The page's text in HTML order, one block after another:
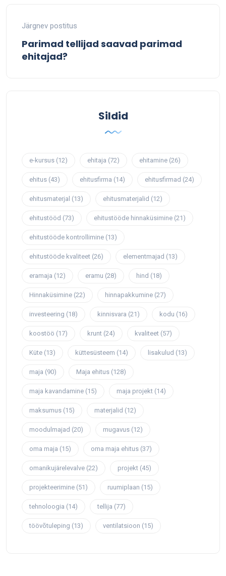
Järgnev postitus
Parimad tellijad saavad parimad
ehitajad?
Sildid
e-kursus (12) ehitaja (72) ehitamine (26)
ehitus (43) ehitusfirma (14) ehitusfirmad (24)
ehitusmaterjal (13) ehitusmaterjalid (12)
ehitustööd (73) ehitustööde hinnaküsimine (21)
ehitustööde kontrollimine (13)
ehitustööde kvaliteet (26) elementmajad (13)
eramaja (12) eramu (28) hind (18)
Hinnaküsimine (22) hinnapakkumine (27)
investeering (18) kinnisvara (21) kodu (16)
koostöö (17) krunt (24) kvaliteet (57)
Küte (13) küttesüsteem (14) lisakulud (13)
maja (90) Maja ehitus (128)
maja kavandamine (15) maja projekt (14)
maksumus (15) materjalid (12)
moodulmajad (20) mugavus (12)
oma maja (15) oma maja ehitus (37)
omanikujärelevalve (22) projekt (45)
projekteerimine (51) ruumiplaan (15)
tehnoloogia (14) tellija (77)
töövõtuleping (13) ventilatsioon (15)